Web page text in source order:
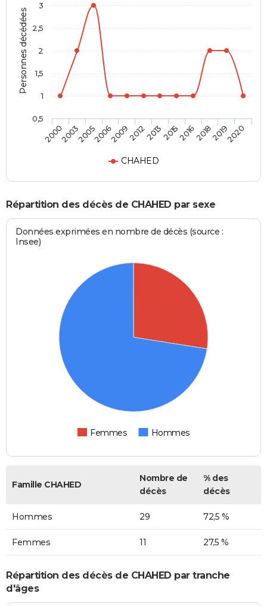
Personnes décédées
CHAHED
200020032005200620092012201320152016201820192020
0,5
1
1,5
2
2,5
3
Répartition des décès de CHAHED par sexe
Données exprimées en nombre de décès (source :
Insee)
Femmes Hommes
Famille CHAHED
Nombre de
décès
% des
décès
Hommes 29 72,5 %
Femmes 11 27,5 %
Répartition des décès de CHAHED par tranche
d'âges